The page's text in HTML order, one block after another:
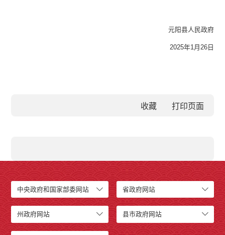
元阳县人民政府
2025年1月26日
收藏
中央政府和国家部委网站 省政府网站
州政府网站 县市政府网站